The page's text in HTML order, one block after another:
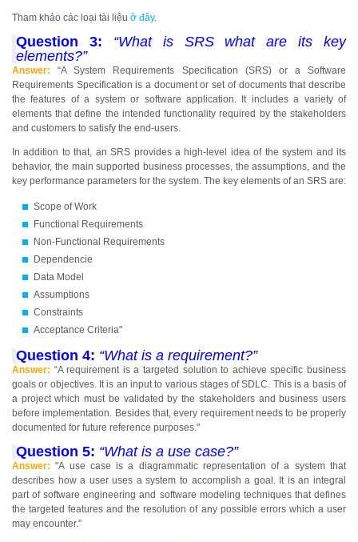
Tham khảo các loại tài liệu ở đây.
Question 3:
“What is SRS what are its key
elements?”
Answer: “A System Requirements Specification (SRS) or a Software
Requirements Specification is a document or set of documents that describe
the features of a system or software application. It includes a variety of
elements that define the intended functionality required by the stakeholders
and customers to satisfy the end-users.
In addition to that, an SRS provides a high-level idea of the system and its
behavior, the main supported business processes, the assumptions, and the
key performance parameters for the system. The key elements of an SRS are:
Scope of Work
Functional Requirements
Non-Functional Requirements
Dependencie
Data Model
Assumptions
Constraints
Acceptance Criteria"
Question 4: “What is a requirement?”
Answer: “A requirement is a targeted solution to achieve specific business
goals or objectives. It is an input to various stages of SDLC. This is a basis of
a project which must be validated by the stakeholders and business users
before implementation. Besides that, every requirement needs to be properly
documented for future reference purposes."
Question 5: “What is a use case?”
Answer: "A use case is a diagrammatic representation of a system that
describes how a user uses a system to accomplish a goal. It is an integral
part of software engineering and software modeling techniques that defines
the targeted features and the resolution of any possible errors which a user
may encounter."